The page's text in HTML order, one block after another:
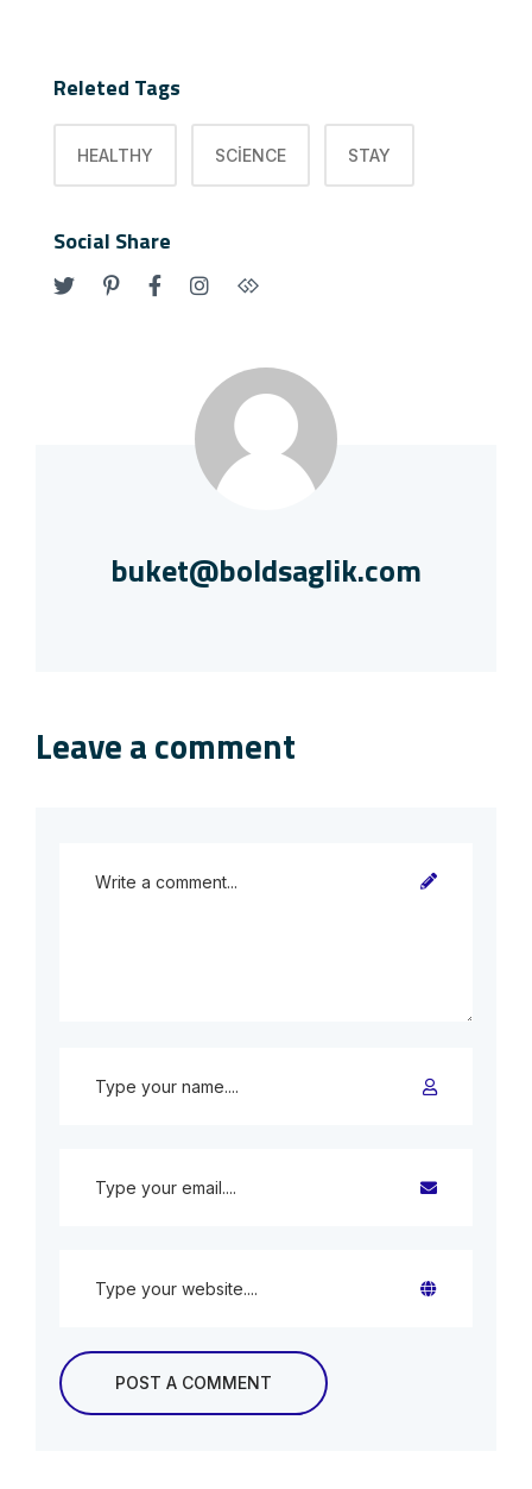
Releted Tags
HEALTHY SCIENCE STAY
Social Share
buket@boldsaglik.com
Leave a comment